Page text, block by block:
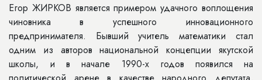
Егор ЖИРКОВ является примером удачного воплощения
чиновника в успешного инновационного
предпринимателя. Бывший учитель математики стал
одним из авторов национальной концепции якутской
школы, и в начале 1990-х годов появился на